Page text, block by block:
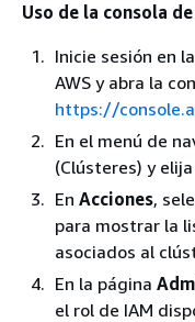
Uso de la consola
Inicie sesión en
AWS y abra la
https://
En el menú de
(Clústeres) y
En Acciones,
para mostrar la
asociados al
En la página
el rol de IAM